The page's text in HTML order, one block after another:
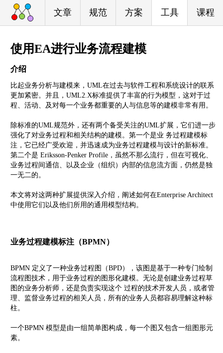
文章 规范 方案 工具 课程
使用EA进行业务流程建模
介绍
比起业务分析与建模来，UML在过去与软件工程和系统设计的联系
更加紧密。并且，UML2.X标准提供了丰富的行为模型，这对于过
程、活动、及对每一个业务都重要的人与信息等的建模非常有用。
除标准的UML规范外，还有两个备受关注的UML扩展，它们进一步
强化了对业务过程和相关结构的建模。第一个是业 务过程建模标
注，它已经广受欢迎，并迅速成为业务过程建模与设计的新标准。
第二个是 Eriksson-Penker Profile，虽然不那么流行，但在可视化、
业务过程间通信、以及企业（组织）内部的信息流方面，仍然是独
一无二的。
本文将对这两种扩展提供深入介绍，阐述如何在Enterprise Architect
中使用它们以及他们所用的通用模型结构。
业务过程建模标注（BPMN）
BPMN 定义了一种业务过程图（BPD），该图是基于一种专门绘制
流程图技术，用于业务过程的图形化建模。无论是创建业务过程草
图的业务分析师，还是负责实现这个 过程的技术开发人员，或者管
理、监督业务过程的相关人员，所有的业务人员都容易理解这种标
柱。
一个BPMN 模型是由一组简单图构成，每一个图又包含一组图形元
素。